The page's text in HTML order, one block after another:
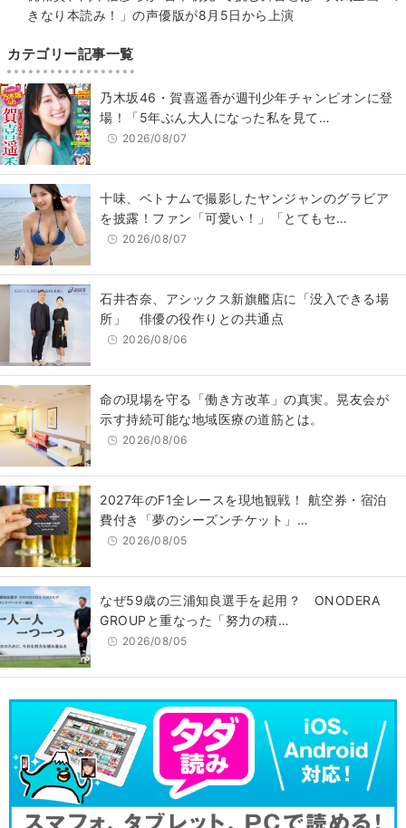
きなり本読み！」の声優版が8月5日から上演
カテゴリー記事一覧
乃木坂46・賀喜遥香が週刊少年チャンピオンに登
場！「5年ぶん大人になった私を見て…
2026/08/07
十味、ベトナムで撮影したヤンジャンのグラビア
を披露！ファン「可愛い！」「とてもセ…
2026/08/07
石井杏奈、アシックス新旗艦店に「没入できる場
所」 俳優の役作りとの共通点
2026/08/06
​命の現場を守る「働き方改革」の真実。晃友会が
示す持続可能な地域医療の道筋とは。
2026/08/06
2027年のF1全レースを現地観戦！ 航空券・宿泊
費付き「夢のシーズンチケット」…
2026/08/05
なぜ59歳の三浦知良選手を起用？ ONODERA
GROUPと重なった「努力の積…
2026/08/05